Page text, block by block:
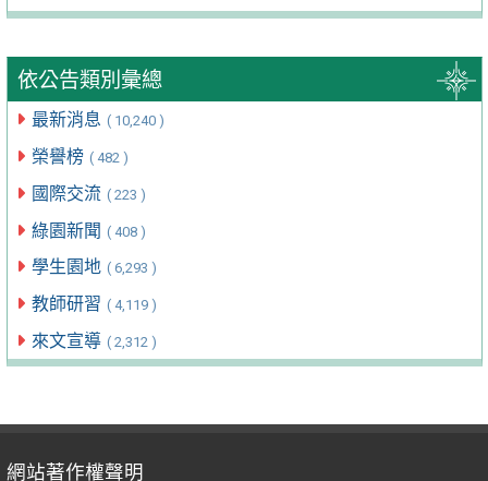
依公告類別彙總
最新消息 ( 10,240 )
榮譽榜 ( 482 )
國際交流 ( 223 )
綠園新聞 ( 408 )
學生園地 ( 6,293 )
教師研習 ( 4,119 )
來文宣導 ( 2,312 )
網站著作權聲明